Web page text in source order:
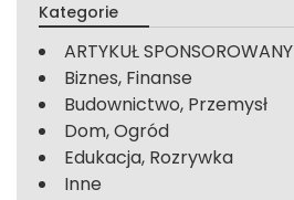
Kategorie
ARTYKUŁ SPONSOROWANY
Biznes, Finanse
Budownictwo, Przemysł
Dom, Ogród
Edukacja, Rozrywka
Inne